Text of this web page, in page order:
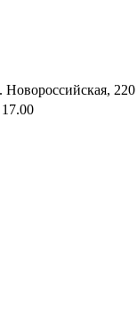
Новороссийская, 220